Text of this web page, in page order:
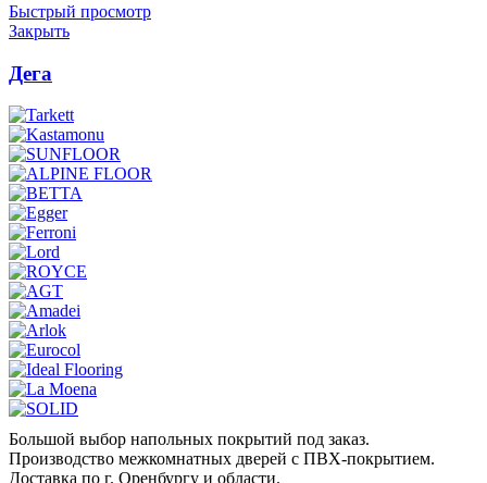
Быстрый просмотр
Закрыть
Дега
Большой выбор напольных покрытий под заказ.
Производство межкомнатных дверей с ПВХ-покрытием.
Доставка по г. Оренбургу и области.